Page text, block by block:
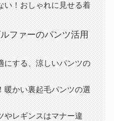
い！おしゃれに見せる着
ファーのパンツ活用
にする、涼しいパンツの
暖かい裏起毛パンツの選
やレギンスはマナー違